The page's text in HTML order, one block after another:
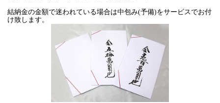
結納金の金額で迷われている場合は中包み(予備)をサービスでお付
け致します。